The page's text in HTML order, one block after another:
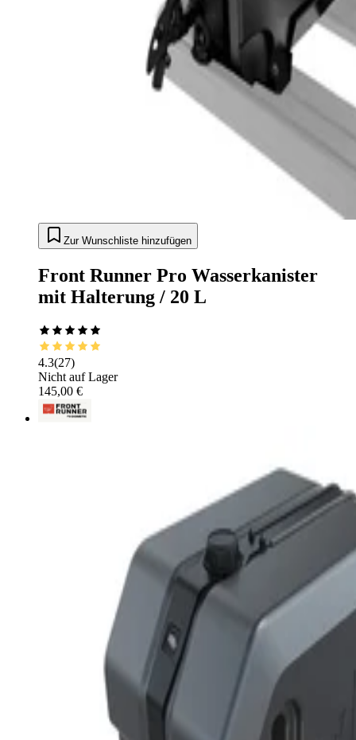
Zur Wunschliste hinzufügen
Front Runner Pro Wasserkanister
mit Halterung / 20 L
4.3(27)
Nicht auf Lager
145,00 €